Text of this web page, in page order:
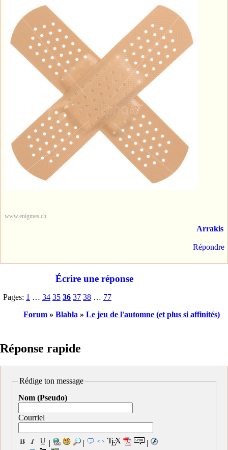
www.enigmes.ch
Arrakis
Répondre
Écrire une réponse
Pages: 1 … 34 35 36 37 38 … 77
Forum » Blabla » Le jeu de l'automne (et plus si affinités)
Réponse rapide
Rédige ton message
Nom (Pseudo)
Courriel
| |
|